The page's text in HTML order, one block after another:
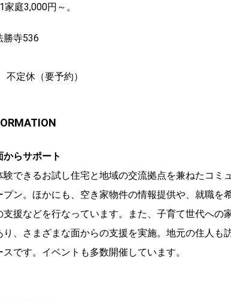
庭3,000円～。
勝寺536
定休（要予約）
らサポート
できるお試し住宅と地域の交流拠点を兼ねたコミ
プン。ほかにも、空き家物件の情報提供や、就職を
支援などを行なっています。また、子育て世代への
、さまざまな面からの支援を実施。地元の住人も
です。イベントも多数開催しています。